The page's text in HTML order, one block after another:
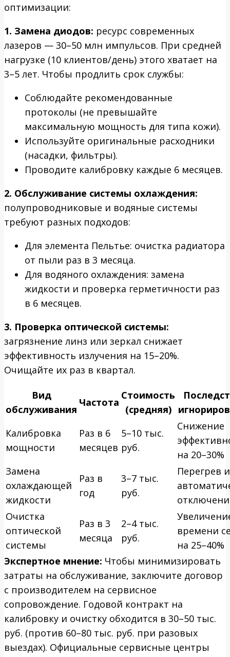
оптимизации:
1. Замена диодов: ресурс современных
лазеров — 30–50 млн импульсов. При средней
нагрузке (10 клиентов/день) этого хватает на
3–5 лет. Чтобы продлить срок службы:
Соблюдайте рекомендованные
протоколы (не превышайте
максимальную мощность для типа кожи).
Используйте оригинальные расходники
(насадки, фильтры).
Проводите калибровку каждые 6 месяцев.
2. Обслуживание системы охлаждения:
полупроводниковые и водяные системы
требуют разных подходов:
Для элемента Пельтье: очистка радиатора
от пыли раз в 3 месяца.
Для водяного охлаждения: замена
жидкости и проверка герметичности раз
в 6 месяцев.
3. Проверка оптической системы:
загрязнение линз или зеркал снижает
эффективность излучения на 15–20%.
Очищайте их раз в квартал.
Вид
обслуживания
Частота
Стоимость
(средняя)
Калибровка
мощности
Раз в 6
месяцев
5–10 тыс.
руб.
Снижение
на 20–30%
Замена
охлаждающей
жидкости
Раз в
год
3–7 тыс.
руб.
Перегрев и
Очистка
оптической
системы
Раз в 3
месяца
2–4 тыс.
руб.
времени
на 25–40%
Экспертное мнение: Чтобы минимизировать
затраты на обслуживание, заключите договор
с производителем на сервисное
сопровождение. Годовой контракт на
калибровку и очистку обходится в 30–50 тыс.
руб. (против 60–80 тыс. руб. при разовых
выездах). Официальные сервисные центры